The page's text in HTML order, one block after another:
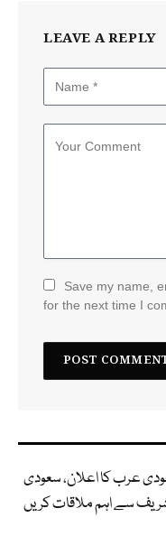
LEAVE A REPLY
Save my name,
for the next time I
عرب کا اعلان، سعودی
شریف سے اہم ملاقات کریں